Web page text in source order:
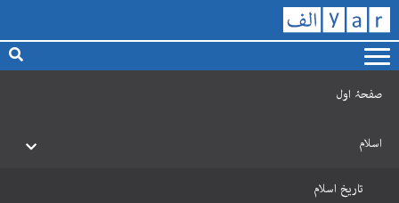
صفحۂ اول
اسلام
تاریخ اسلام